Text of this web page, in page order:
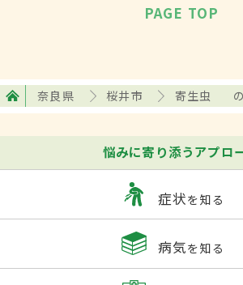
PAGE TOP
奈良県 桜井市 寄生虫
悩みに寄り添うアプロ
症状を知る
病気を知る